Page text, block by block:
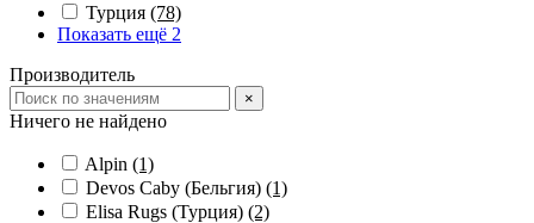
Турция (78)
Показать ещё 2
Производитель
×
Ничего не найдено
Alpin (1)
Devos Caby (Бельгия) (1)
Elisa Rugs (Турция) (2)